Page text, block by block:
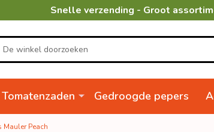
Snelle verzending - Groot
Tomatenzaden Gedroogde pepers
Mauler Peach